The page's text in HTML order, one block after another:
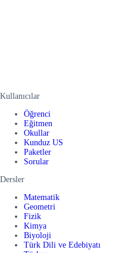
Kullanıcılar
Öğrenci
Eğitmen
Okullar
Kunduz US
Paketler
Sorular
Dersler
Matematik
Geometri
Fizik
Kimya
Biyoloji
Türk Dili ve Edebiyatı